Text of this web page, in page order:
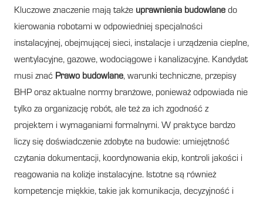
Kluczowe znaczenie mają także uprawnienia budowlane do
kierowania robotami w odpowiedniej specjalności
instalacyjnej, obejmującej sieci, instalacje i urządzenia cieplne,
wentylacyjne, gazowe, wodociągowe i kanalizacyjne. Kandydat
musi znać Prawo budowlane, warunki techniczne, przepisy
BHP oraz aktualne normy branżowe, ponieważ odpowiada nie
tylko za organizację robót, ale też za ich zgodność z
projektem i wymaganiami formalnymi. W praktyce bardzo
liczy się doświadczenie zdobyte na budowie: umiejętność
czytania dokumentacji, koordynowania ekip, kontroli jakości i
reagowania na kolizje instalacyjne. Istotne są również
kompetencje miękkie, takie jak komunikacja, decyzyjność i